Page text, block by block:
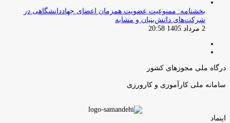
بخشنامه: ممنوعیت عضویت همزمان اعضای جهاددانشگاهی در
شرکت‌های دانش‌بنیان و مشابه
2 مرداد 1405 20:58
درگاه ملی مجوزهای کشور
سامانه ملی کارآموزی و کارورزی
اینماد